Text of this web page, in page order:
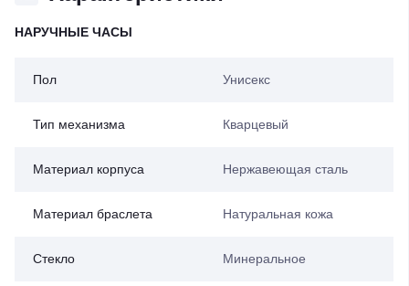
НАРУЧНЫЕ ЧАСЫ
Пол Унисекс
Тип механизма Кварцевый
Материал корпуса Нержавеющая сталь
Материал браслета Натуральная кожа
Стекло Минеральное